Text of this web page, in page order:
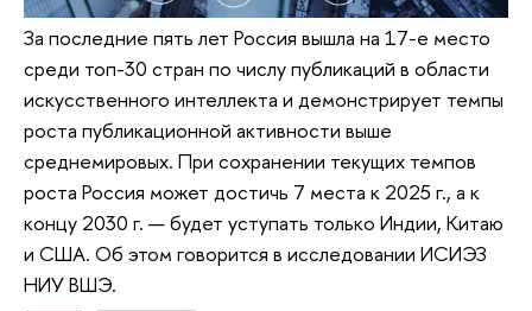
За последние пять лет Россия вышла на 17-е место
среди топ-30 стран по числу публикаций в области
искусственного интеллекта и демонстрирует темпы
роста публикационной активности выше
среднемировых. При сохранении текущих темпов
роста Россия может достичь 7 места к 2025 г., а к
концу 2030 г. — будет уступать только Индии, Китаю
и США. Об этом говорится в исследовании ИСИЭЗ
НИУ ВШЭ.